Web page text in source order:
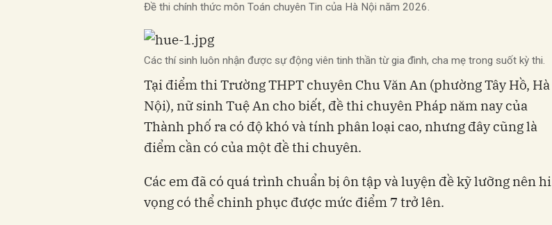
Đề thi chính thức môn Toán chuyên Tin của Hà Nội năm 2026.
Các thí sinh luôn nhận được sự động viên tinh thần từ gia đình, cha mẹ trong suốt kỳ thi.
Tại điểm thi Trường THPT chuyên Chu Văn An (phường Tây Hồ, Hà
Nội), nữ sinh Tuệ An cho biết, đề thi chuyên Pháp năm nay của
Thành phố ra có độ khó và tính phân loại cao, nhưng đây cũng là
điểm cần có của một đề thi chuyên.
Các em đã có quá trình chuẩn bị ôn tập và luyện đề kỹ lưỡng nên hi
vọng có thể chinh phục được mức điểm 7 trở lên.